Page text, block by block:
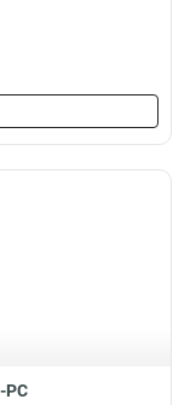
PC